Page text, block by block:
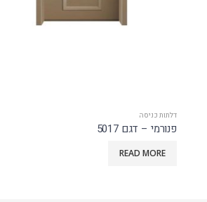
דלתות כניסה
קלאסי – דגם 2511
READ MORE